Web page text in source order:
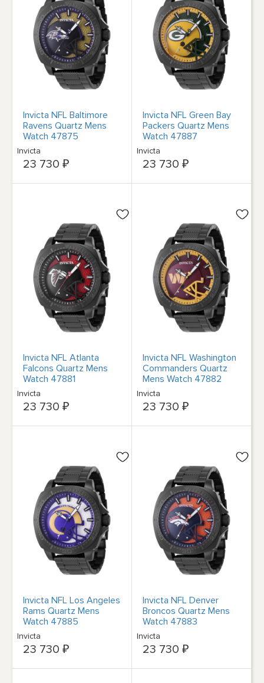
Invicta NFL Baltimore
Ravens Quartz Mens
Watch 47875
Invicta
23 730 ₽
Invicta NFL Green Bay
Packers Quartz Mens
Watch 47887
Invicta
23 730 ₽
Invicta NFL Atlanta
Falcons Quartz Mens
Watch 47881
Invicta
23 730 ₽
Invicta NFL Washington
Commanders Quartz
Mens Watch 47882
Invicta
23 730 ₽
Invicta NFL Los Angeles
Rams Quartz Mens
Watch 47885
Invicta
23 730 ₽
Invicta NFL Denver
Broncos Quartz Mens
Watch 47883
Invicta
23 730 ₽